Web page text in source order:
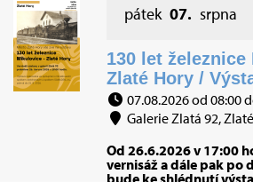
pátek 07. srpna
130 let
Zlaté Hory /
07.08.2026 od 08:00
Galerie Zlatá 92,
Od 26.6.2026 v 17:00
vernisáž a dále pak po
bude ke shlédnutí